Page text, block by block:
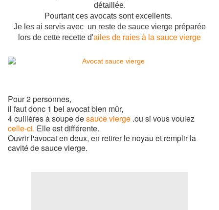
détaillée.
Pourtant ces avocats sont excellents.
Je les ai servis avec un reste de sauce vierge préparée
lors de cette recette d'ailes de raies à la sauce vierge
Pour 2 personnes,
il faut donc 1 bel avocat bien mûr,
4 cuillères à soupe desauce vierge .ou si vous voulez
celle-ci. Elle est différente.
Ouvrir l'avocat en deux, en retirer le noyau et remplir la
cavité de sauce vierge.